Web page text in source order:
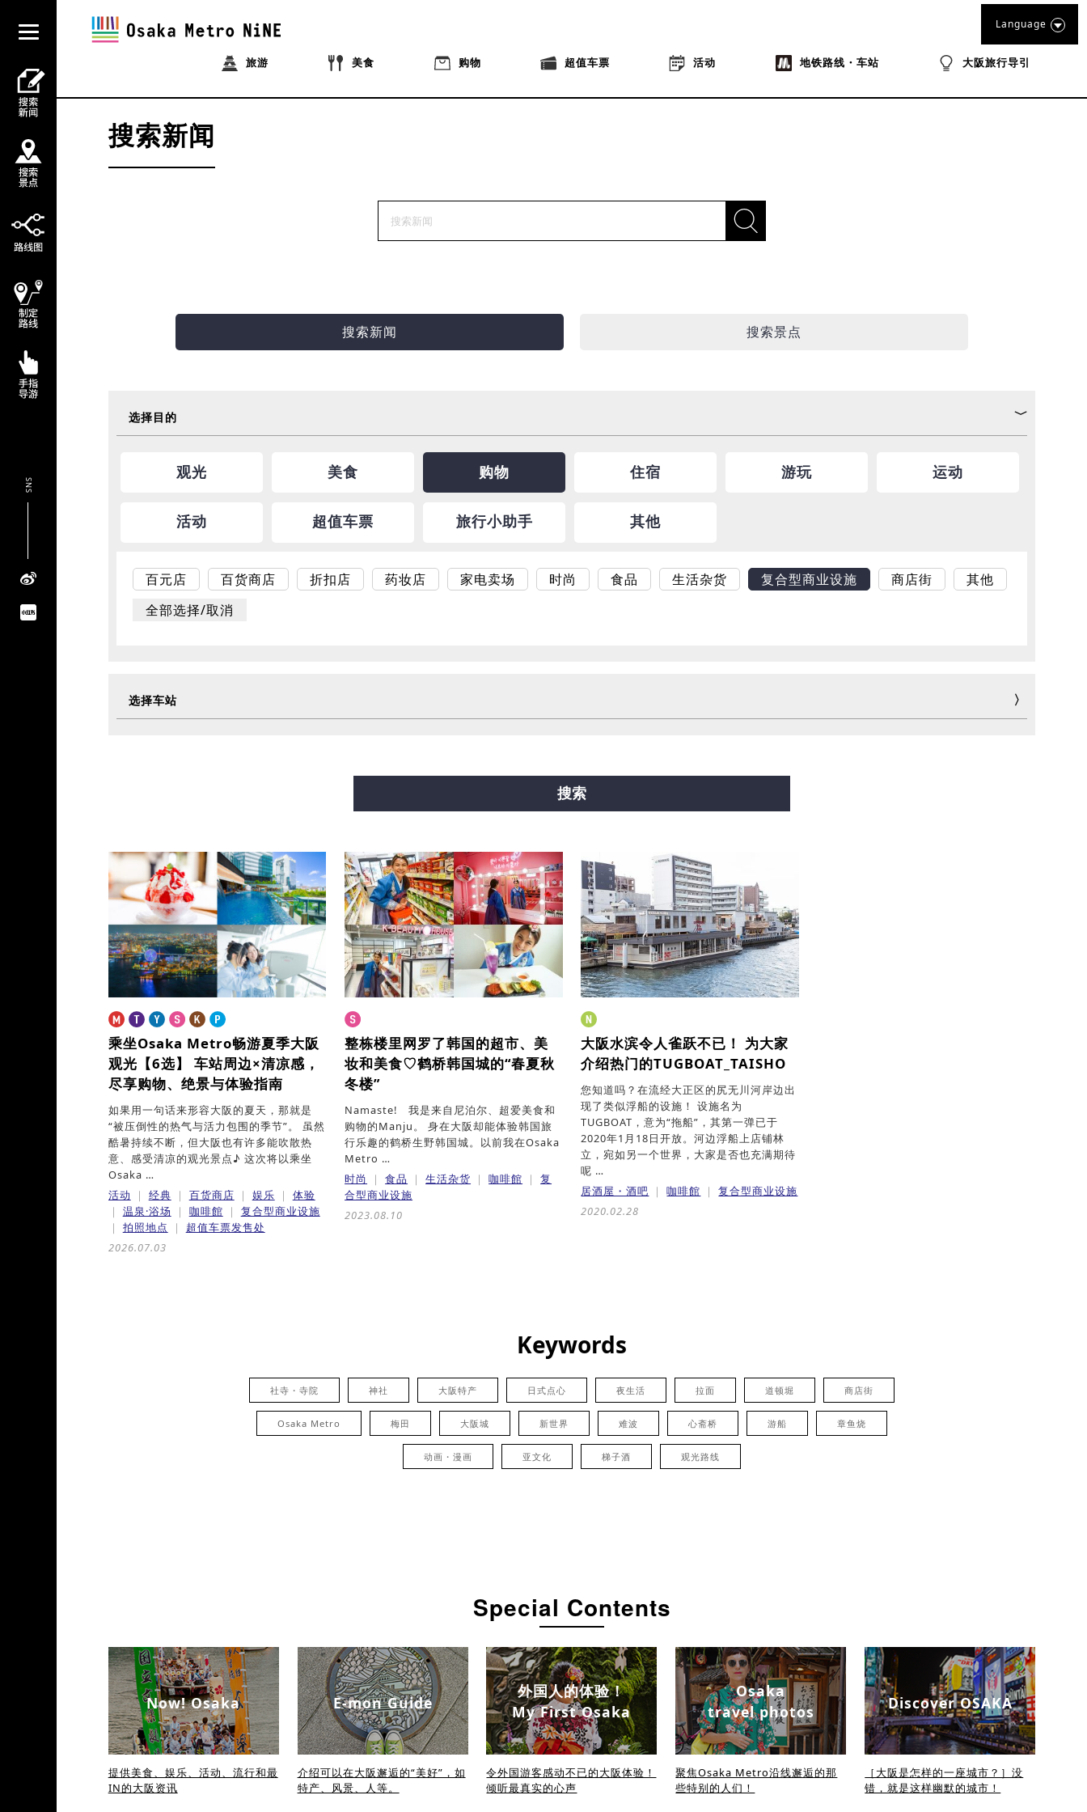
旅游 美食 购物 超值车票 活动 地铁路线・车站 大阪旅行导引
Language
SNS
搜索新闻
搜索新闻 搜索景点
选择目的
观光 美食 购物 住宿 游玩 运动
活动 超值车票 旅行小助手 其他
百元店 百货商店 折扣店 药妆店 家电卖场 时尚 食品 生活杂货 复合型商业设施 商店街
其他
全部选择/取消
选择车站
新电车
搜索
乘坐Osaka Metro畅游夏季大阪
观光【6选】
车站周边×清凉感，
尽享购物、绝景与体验指南
如果用一句话来形容大阪的夏天，那就是
“被压倒性的热气与活力包围的季节”。 虽然
酷暑持续不断，但大阪也有许多能吹散热
意、感受清凉的观光景点♪ 这次将以乘坐
Osaka …
活动
经典 百货商店 娱乐
体验
温泉·浴场
咖啡館
复合型商业设施
拍照地点
超值车票发售处
2026.07.03
整栋楼里网罗了韩国的超市、美
妆和美食♡鹤桥韩国城的“春夏秋
冬楼”
Namaste! 我是来自尼泊尔、超爱美食和
购物的Manju。 身在大阪却能体验韩国旅
行乐趣的鹤桥生野韩国城。以前我在Osaka
Metro …
时尚
食品 生活杂货 咖啡館
复
合型商业设施
2023.08.10
大阪水滨令人雀跃不已！ 为大家
介绍热门的TUGBOAT_TAISHO
您知道吗？在流经大正区的尻无川河岸边出
现了类似浮船的设施！ 设施名为
TUGBOAT，意为“拖船”，其第一弹已于
2020年1月18日开放。河边浮船上店铺林
立，宛如另一个世界，大家是否也充满期待
呢 …
居酒屋・酒吧
咖啡館
复合型商业设施
2020.02.28
Keywords
社寺・寺院 神社 大阪特产 日式点心 夜生活 拉面 道顿堀 商店街
Osaka Metro 梅田 大阪城 新世界 难波 心斋桥 游船 章鱼烧
动画・漫画 亚文化 梯子酒 观光路线
Special Contents
Now! Osaka
提供美食、娱乐、活动、流行和最
IN的大阪资讯
E-mon Guide
介绍可以在大阪邂逅的“美好”，如
特产、风景、人等。
外国人的体验！
My First Osaka
令外国游客感动不已的大阪体验！
倾听最真实的心声
Osaka
travel photos
聚焦Osaka Metro沿线邂逅的那
些特别的人们！
Discover OSAKA
［大阪是怎样的一座城市？］没
错，就是这样幽默的城市！